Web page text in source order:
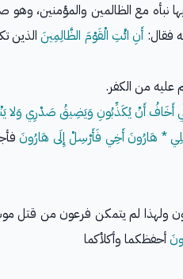
نبأه مع الظالمين والمؤمنين،
فقال: أَنِ ائْتِ الْقَوْمَ الظَّالِمِينَالذين
عليه من الكفر.
أَخَافُ أَنْ يُكَذِّبُونِ وَيَضِيقُ صَدْرِي وَلا
* هَارُونَ أَخِي فَأَرْسِلْ إِلَى هَارُونَ
ولهذا لم يتمكن فرعون من قتل
أحفظكما وأكلأكما